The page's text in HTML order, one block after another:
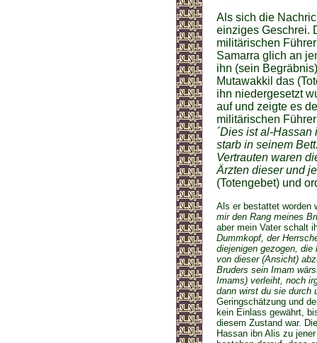
Als sich die
einziges Geschrei.
militärischen
Samarra glich an
ihn (sein
Mutawakkil das
ihn niedergesetzt
auf und zeigte es
militärischen
´Dies ist al-Hassan
starb in seinem
Vertrauten waren
Ärzten dieser und
(Totengebet) und
Als er bestattet worden
mir den Rang meines
aber mein Vater schalt
Dummkopf, der
diejenigen gezogen,
von dieser (Ansicht)
Bruders sein Imam
Imams) verleiht, noch
dann wirst du sie durch
Geringschätzung und
kein Einlass gewährt,
diesem Zustand war.
Hassan ibn Alis zu